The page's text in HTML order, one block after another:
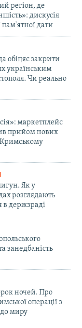
регіон, де
дискусія
пам'ятної дати
обіцяє закрити
українським
Чи реально
маркетплейс
прийом нових
Як у
розглядають
в держзраді
занедбаність
ночей. Про
операції з
до миру